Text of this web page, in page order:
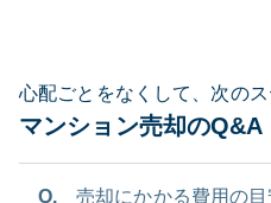
心配ごとをなくして、次のス
マンション売却のQ&A
Q.
売却にかかる費用の